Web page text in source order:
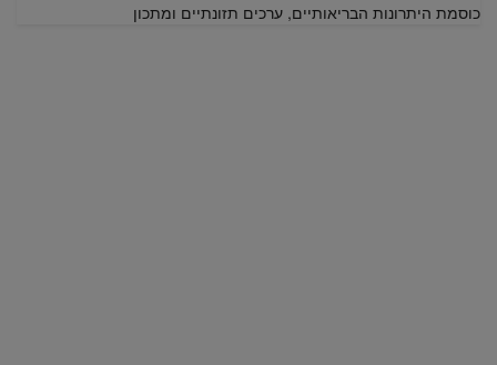
כוסמת היתרונות הבריאותיים, ערכים תזונתיים ומתכון